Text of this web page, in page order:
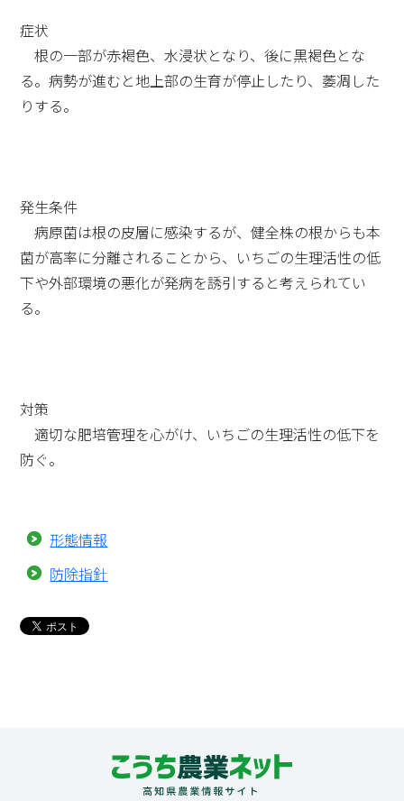
症状
根の一部が赤褐色、水浸状となり、後に黒褐色とな
る。病勢が進むと地上部の生育が停止したり、萎凋した
りする。
発生条件
病原菌は根の皮層に感染するが、健全株の根からも本
菌が高率に分離されることから、いちごの生理活性の低
下や外部環境の悪化が発病を誘引すると考えられてい
る。
対策
適切な肥培管理を心がけ、いちごの生理活性の低下を
防ぐ。
形態情報
防除指針